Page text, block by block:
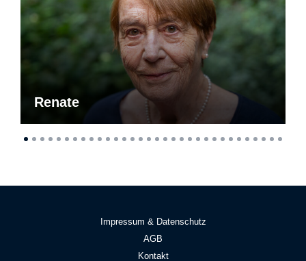
Renate
Impressum & Datenschutz
AGB
Kontakt